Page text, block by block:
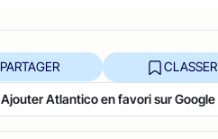
PARTAGER CLASSER
Ajouter Atlantico en favori sur Google